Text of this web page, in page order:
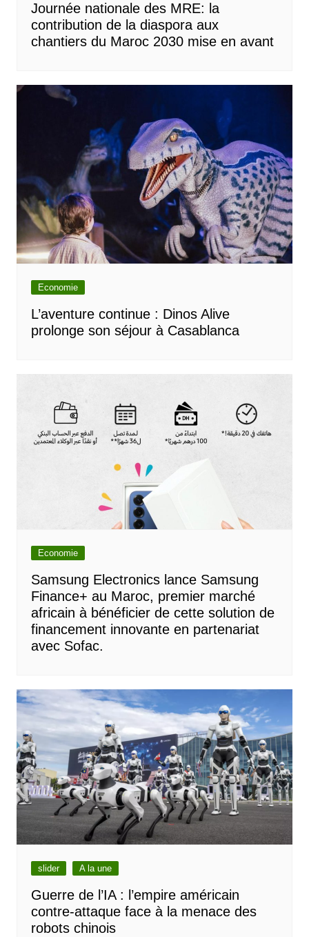
Journée nationale des MRE: la
contribution de la diaspora aux
chantiers du Maroc 2030 mise en avant
Economie
L’aventure continue : Dinos Alive
prolonge son séjour à Casablanca
Economie
Samsung Electronics lance Samsung
Finance+ au Maroc, premier marché
africain à bénéficier de cette solution de
financement innovante en partenariat
avec Sofac.
slider A la une
Guerre de l’IA : l’empire américain
contre-attaque face à la menace des
robots chinois